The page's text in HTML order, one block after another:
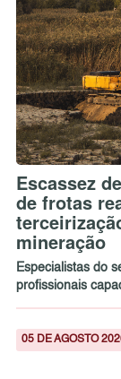
Escassez
de frotas
mineração
Especialistas do
profissionais
05 DE AGOSTO